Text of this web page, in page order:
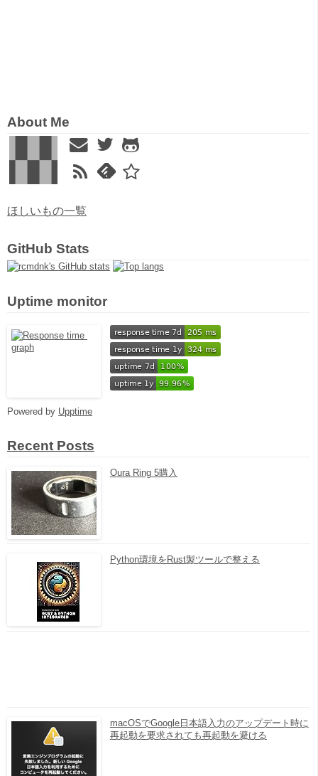
About Me
ほしいもの一覧
GitHub Stats
Uptime monitor
Powered by Upptime
Recent Posts
Oura Ring 5購入
Python環境をRust製ツールで整える
macOSでGoogle日本語入力のアップデート時に
再起動を要求されても再起動を避ける